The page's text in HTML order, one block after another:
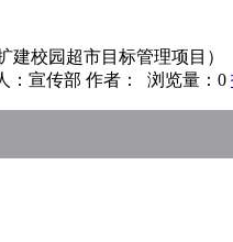
建校园超市目标管理项目）
：宣传部 作者： 浏览量： 0